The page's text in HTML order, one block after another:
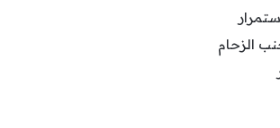
الزحام